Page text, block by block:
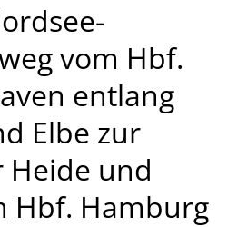
vom Hbf.
entlang
Elbe zur
Heide und
Hbf. Hamburg